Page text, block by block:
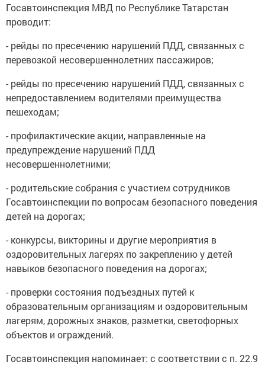
Госавтоинспекция МВД по Республике Татарстан
проводит:
- рейды по пресечению нарушений ПДД, связанных с
перевозкой несовершеннолетних пассажиров;
- рейды по пресечению нарушений ПДД, связанных с
непредоставлением водителями преимущества
пешеходам;
- профилактические акции, направленные на
предупреждение нарушений ПДД
несовершеннолетними;
- родительские собрания с участием сотрудников
Госавтоинспекции по вопросам безопасного поведения
детей на дорогах;
- конкурсы, викторины и другие мероприятия в
оздоровительных лагерях по закреплению у детей
навыков безопасного поведения на дорогах;
- проверки состояния подъездных путей к
образовательным организациям и оздоровительным
лагерям, дорожных знаков, разметки, светофорных
объектов и ограждений.
Госавтоинспекция напоминает: с соответствии с п. 22.9